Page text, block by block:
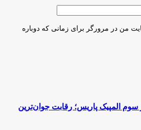
من در مرورگر برای زمانی که دوباره
سوم المپیک پاریس؛ رقابت جوان‌ترین